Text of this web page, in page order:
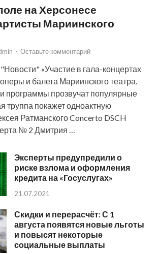
на Херсонесе
Мариинского
- Оставьте комментарий
«Участие в гала-концертах
и балета Мариинского театра.
программы прозвучат популярные
труппа покажет одноактную
Ратманского Concerto DSCH
№ 2 Дмитрия …
Эксперты предупредили о
риске взлома и оформления
кредита на «Госуслугах»
21.07.2021
Скидки и перерасчёт: С 1
августа появятся новые льготы
и повысят некоторые
социальные выплаты